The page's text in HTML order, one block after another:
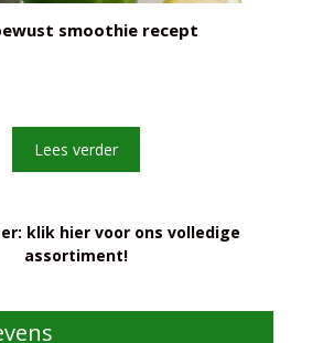
smoothie recept
Lees verder
klik hier voor ons volledige
assortiment!